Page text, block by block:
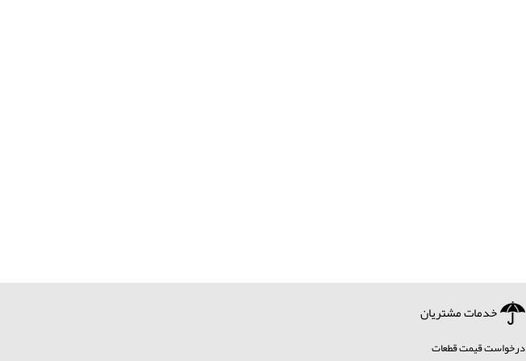
خدمات مشتریان
درخواست قیمت قطعات